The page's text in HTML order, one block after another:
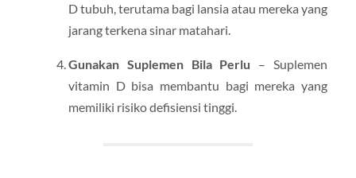
D tubuh, terutama bagi lansia atau mereka yang
jarang terkena sinar matahari.
Gunakan Suplemen Bila Perlu – Suplemen
vitamin D bisa membantu bagi mereka yang
memiliki risiko defisiensi tinggi.